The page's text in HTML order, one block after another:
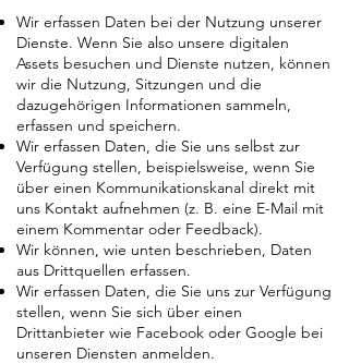
Wir erfassen Daten bei der Nutzung unserer
Dienste. Wenn Sie also unsere digitalen
Assets besuchen und Dienste nutzen, können
wir die Nutzung, Sitzungen und die
dazugehörigen Informationen sammeln,
erfassen und speichern.
Wir erfassen Daten, die Sie uns selbst zur
Verfügung stellen, beispielsweise, wenn Sie
über einen Kommunikationskanal direkt mit
uns Kontakt aufnehmen (z. B. eine E-Mail mit
einem Kommentar oder Feedback).
Wir können, wie unten beschrieben, Daten
aus Drittquellen erfassen.
Wir erfassen Daten, die Sie uns zur Verfügung
stellen, wenn Sie sich über einen
Drittanbieter wie Facebook oder Google bei
unseren Diensten anmelden.